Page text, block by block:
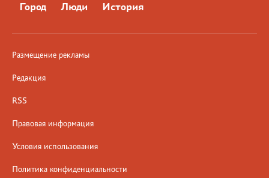
Город Люди История
Размещение рекламы
Редакция
RSS
Правовая информация
Условия использования
Политика конфиденциальности